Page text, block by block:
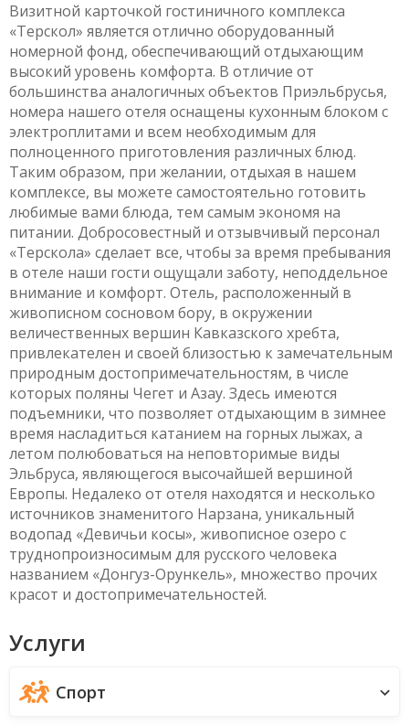
Визитной карточкой гостиничного комплекса
«Терскол» является отлично оборудованный
номерной фонд, обеспечивающий отдыхающим
высокий уровень комфорта. В отличие от
большинства аналогичных объектов Приэльбрусья,
номера нашего отеля оснащены кухонным блоком с
электроплитами и всем необходимым для
полноценного приготовления различных блюд.
Таким образом, при желании, отдыхая в нашем
комплексе, вы можете самостоятельно готовить
любимые вами блюда, тем самым экономя на
питании. Добросовестный и отзывчивый персонал
«Терскола» сделает все, чтобы за время пребывания
в отеле наши гости ощущали заботу, неподдельное
внимание и комфорт. Отель, расположенный в
живописном сосновом бору, в окружении
величественных вершин Кавказского хребта,
привлекателен и своей близостью к замечательным
природным достопримечательностям, в числе
которых поляны Чегет и Азау. Здесь имеются
подъемники, что позволяет отдыхающим в зимнее
время насладиться катанием на горных лыжах, а
летом полюбоваться на неповторимые виды
Эльбруса, являющегося высочайшей вершиной
Европы. Недалеко от отеля находятся и несколько
источников знаменитого Нарзана, уникальный
водопад «Девичьи косы», живописное озеро с
труднопроизносимым для русского человека
названием «Донгуз-Орункель», множество прочих
красот и достопримечательностей.
Услуги
Спорт